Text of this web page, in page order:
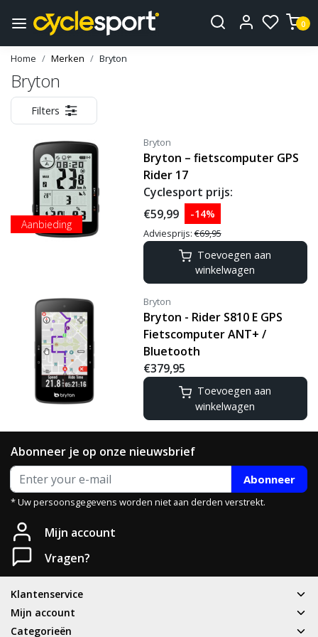
0
Home Merken Bryton
Bryton
Filters
Aanbieding
Bryton
Bryton – fietscomputer GPS
Rider 17
Cyclesport prijs:
€59,99
-14%
Adviesprijs:€69,95
Toevoegen aan
winkelwagen
Bryton
Bryton - Rider S810 E GPS
Fietscomputer ANT+ /
Bluetooth
€379,95
Toevoegen aan
winkelwagen
Abonneer je op onze nieuwsbrief
Abonneer
* Uw persoonsgegevens worden niet aan derden verstrekt.
Mijn account
Vragen?
Klantenservice
Mijn account
Categorieën